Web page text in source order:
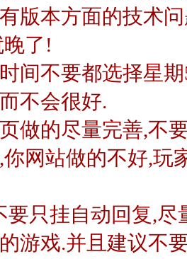
版本方面的技术
了!
间不要都选择星
不会很好.
做的尽量完善,不
网站做的不好,玩
要只挂自动回复,
游戏.并且建议不